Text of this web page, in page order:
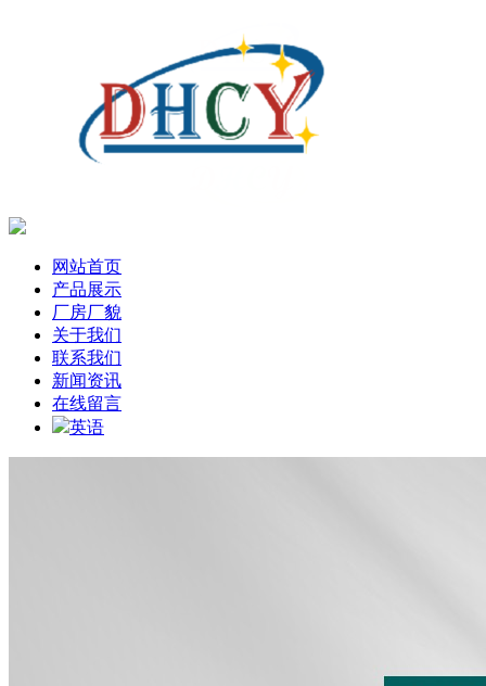
网站首页
产品展示
厂房厂貌
关于我们
联系我们
新闻资讯
在线留言
英语